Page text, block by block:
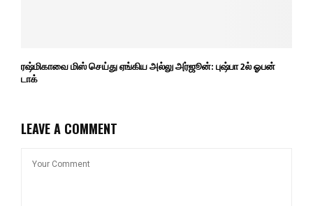
ரஷ்மிகாவை மிஸ் செய்து ஏங்கிய அல்லு அர்ஜூன்: புஷ்பா 2ல் ஓபன்
டாக்
LEAVE A COMMENT